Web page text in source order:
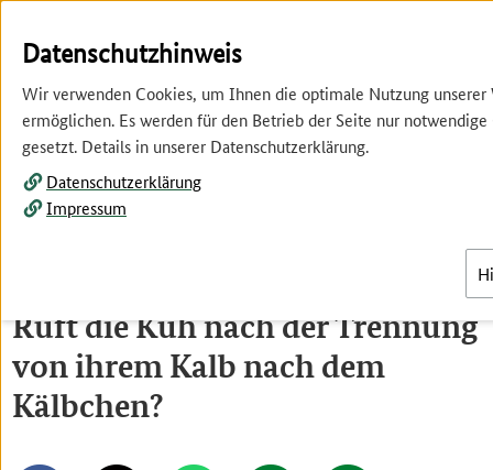
Springe
Hauptnavigation
Springe
Inhalt
Ruft die Kuh nach der Trennung
von ihrem Kalb nach dem
Kälbchen?
Datenschutzhinweis
Wir verwenden Cookies, um Ihnen die optimale Nutzung unserer
ermöglichen. Es werden für den Betrieb der Seite nur notwendige
gesetzt. Details in unserer Datenschutzerklärung.
Datenschutzerklärung
Impressum